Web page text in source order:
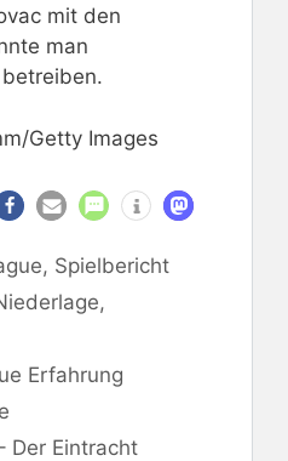
mit den
man
Getty Images
, Spielbericht
,
Erfahrung
Der Eintracht